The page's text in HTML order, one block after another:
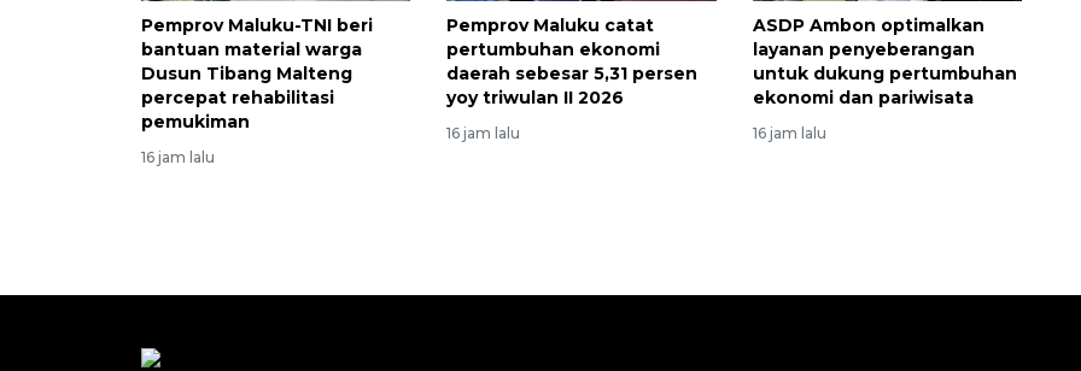
Pemprov Maluku-TNI beri
bantuan material warga
Dusun Tibang Malteng
percepat rehabilitasi
pemukiman
16 jam lalu
Pemprov Maluku catat
pertumbuhan ekonomi
daerah sebesar 5,31 persen
yoy triwulan II 2026
16 jam lalu
ASDP Ambon optimalkan
layanan penyeberangan
untuk dukung pertumbuhan
ekonomi dan pariwisata
16 jam lalu